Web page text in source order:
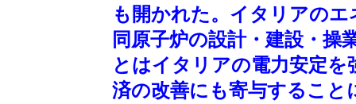
も開かれた。イタリアの
同原子炉の設計・建設・
とはイタリアの電力安定
済の改善にも寄与するこ